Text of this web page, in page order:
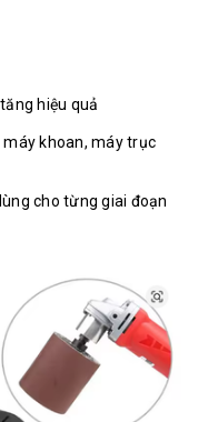
hiệu quả
máy khoan, máy trục
cho từng giai đoạn